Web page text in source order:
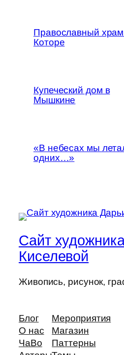
Православный
Которе
Купеческий дом в
Мышкине
«В небесах мы
одних…»
Сайт
Киселевой
Живопись, рисунок,
Блог
О нас
ЧаВо
Мероприятия
Магазин
Паттерны